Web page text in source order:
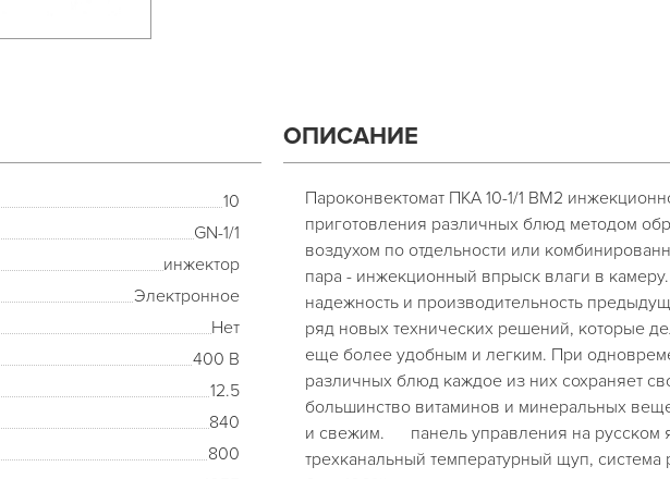
10
GN-1/1
инжектор
Электронное
Нет
400 В
12.5
840
800
ОПИСАНИЕ
Пароконвектомат ПКА 10-1/1 ВМ2
приготовления различных блюд методом
воздухом по отдельности или
пара - инжекционный впрыск влаги в
надежность и производительность
ряд новых технических решений, которые
еще более удобным и легким. При
различных блюд каждое из них сохраняет
большинство витаминов и минеральных
и свежим. панель управления на русском
трехканальный температурный щуп, система